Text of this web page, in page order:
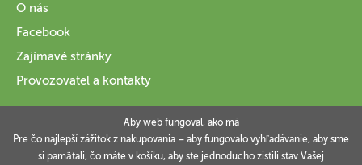
O nás
Facebook
Zajímavé stránky
Provozovatel a kontakty
Aby web fungoval, ako má
Pre čo najlepší zážitok z nakupovania – aby fungovalo vyhľadávanie, aby sme
si pamätali, čo máte v košíku, aby ste jednoducho zistili stav Vašej